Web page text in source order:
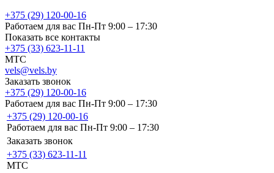
+375 (29) 120-00-16
Работаем для вас Пн-Пт 9:00 – 17:30
Показать все контакты
+375 (33) 623-11-11
MTC
vels@vels.by
Заказать звонок
+375 (29) 120-00-16
Работаем для вас Пн-Пт 9:00 – 17:30
+375 (29) 120-00-16
Работаем для вас Пн-Пт 9:00 – 17:30
Заказать звонок
+375 (33) 623-11-11
MTC